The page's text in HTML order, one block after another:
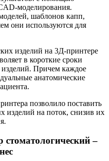
моделирования.
шаблонов капп,
они используются для
изделий на 3Д-принтере
в короткие сроки
изделий. Причем каждое
анатомические
позволило поставить
изделий на поток, снизив их
–